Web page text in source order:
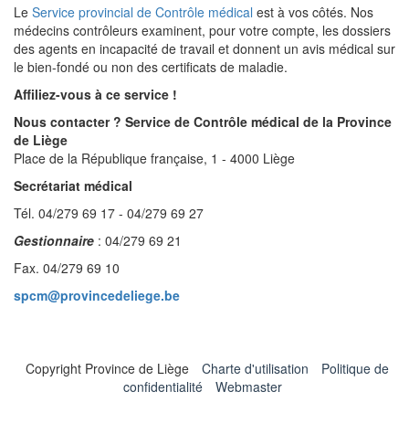
Le Service provincial de Contrôle médical est à vos côtés. Nos
médecins contrôleurs examinent, pour votre compte, les dossiers
des agents en incapacité de travail et donnent un avis médical sur
le bien-fondé ou non des certificats de maladie.
Affiliez-vous à ce service !
Nous contacter ? Service de Contrôle médical de la Province
de Liège
Place de la République française, 1 - 4000 Liège
Secrétariat médical
Tél. 04/279 69 17 - 04/279 69 27
Gestionnaire : 04/279 69 21
Fax. 04/279 69 10
spcm@provincedeliege.be
Copyright Province de Liège Charte d'utilisation
Politique de
confidentialité
Webmaster